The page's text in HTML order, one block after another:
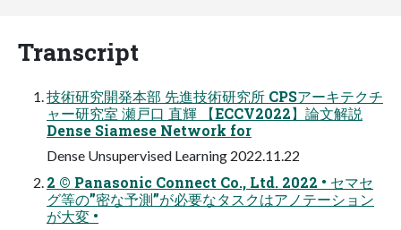
Transcript
技術研究開発本部 先進技術研究所 CPSアーキテクチ
ャー研究室 瀬戸口 直輝 【ECCV2022】論文解説
Dense Siamese Network for
Dense Unsupervised Learning 2022.11.22
2 ©️ Panasonic Connect Co., Ltd. 2022 • セマセ
グ等の”密な予測”が必要なタスクはアノテーション
が大変 •